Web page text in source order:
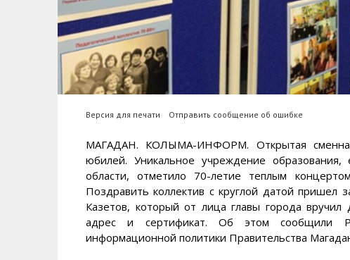
Версия для печати Отправить сообщение об ошибке
МАГАДАН. КОЛЫМА-ИНФОРМ. Открытая
юбилей. Уникальное учреждение
области, отметило 70-летие теплым
Поздравить коллектив с круглой датой пришел
Казетов, который от лица главы города вручил
адрес и сертификат. Об этом
информационной политики Правительства